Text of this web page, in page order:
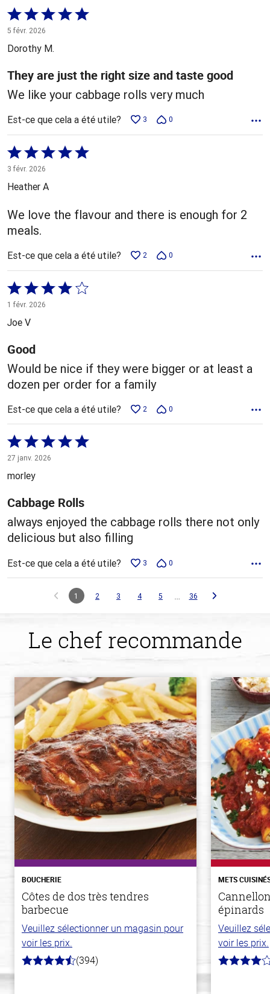
Coté
5 sur
5
5 févr. 2026
Dorothy M.
They are just the right size and taste good
We like your cabbage rolls very much
Est-ce que cela a été utile? 3 0
Coté
5 sur
5
3 févr. 2026
Heather A
We love the flavour and there is enough for 2
meals.
Est-ce que cela a été utile? 2 0
Coté
4 sur
5
1 févr. 2026
Joe V
Good
Would be nice if they were bigger or at least a
dozen per order for a family
Est-ce que cela a été utile? 2 0
Coté
5 sur
27 janv. 2026
morley
Cabbage Rolls
always enjoyed the cabbage rolls there not only
delicious but also filling
Est-ce que cela a été utile? 3 0
1 2 3 4 5 … 36
Le chef recommande
BOUCHERIE
Côtes de dos très tendres
barbecue
Veuillez sélectionner un magasin pour
voir les prix.
4.7
(394)
METS
épinards
Veuillez
voir les prix.
4.0